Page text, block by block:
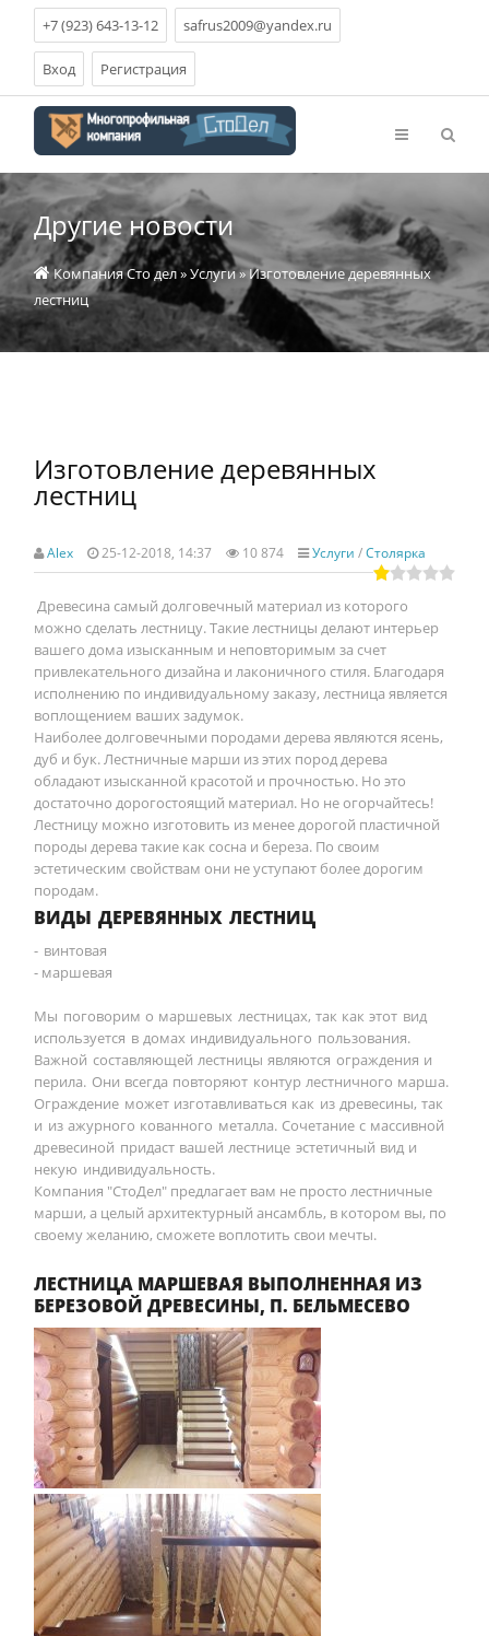
+7 (923) 643-13-12 safrus2009@yandex.ru
Вход Регистрация
Другие новости
Компания Сто дел»Услуги» Изготовление деревянных
лестниц
Изготовление деревянных
лестниц
Alex 25-12-2018, 14:37 10 874 Услуги /Столярка
Древесина самый долговечный материал из которого
можно сделать лестницу. Такие лестницы делают интерьер
вашего дома изысканным и неповторимым за счет
привлекательного дизайна и лаконичного стиля. Благодаря
исполнению по индивидуальному заказу, лестница является
воплощением ваших задумок.
Наиболее долговечными породами дерева являются ясень,
дуб и бук. Лестничные марши из этих пород дерева
обладают изысканной красотой и прочностью. Но это
достаточно дорогостоящий материал. Но не огорчайтесь!
Лестницу можно изготовить из менее дорогой пластичной
породы дерева такие как сосна и береза. По своим
эстетическим свойствам они не уступают более дорогим
породам.
ВИДЫ ДЕРЕВЯННЫХ ЛЕСТНИЦ
- винтовая
- маршевая
Мы поговорим о маршевых лестницах, так как этот вид
используется в домах индивидуального пользования.
Важной составляющей лестницы являются ограждения и
перила. Они всегда повторяют контур лестничного марша.
Ограждение может изготавливаться как из древесины, так
и из ажурного кованного металла. Сочетание с массивной
древесиной придаст вашей лестнице эстетичный вид и
некую индивидуальность.
Компания "СтоДел" предлагает вам не просто лестничные
марши, а целый архитектурный ансамбль, в котором вы, по
своему желанию, сможете воплотить свои мечты.
ЛЕСТНИЦА МАРШЕВАЯ ВЫПОЛНЕННАЯ ИЗ
БЕРЕЗОВОЙ ДРЕВЕСИНЫ, П. БЕЛЬМЕСЕВО